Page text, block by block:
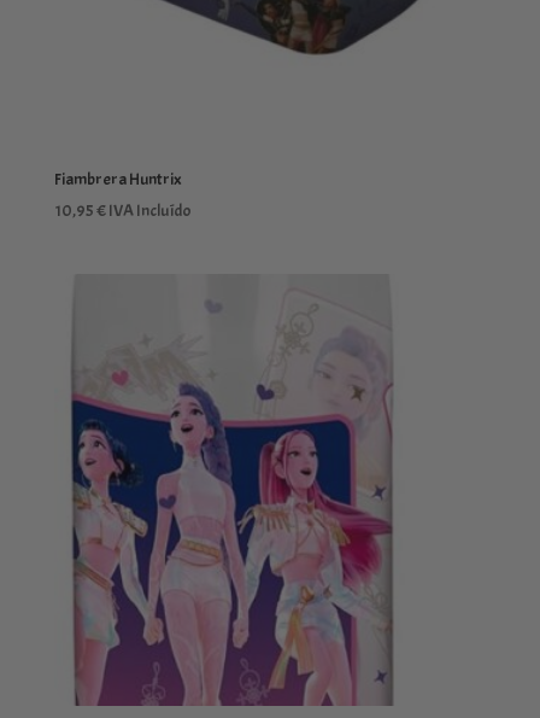
Fiambrera Huntrix
10,95€IVA Incluído